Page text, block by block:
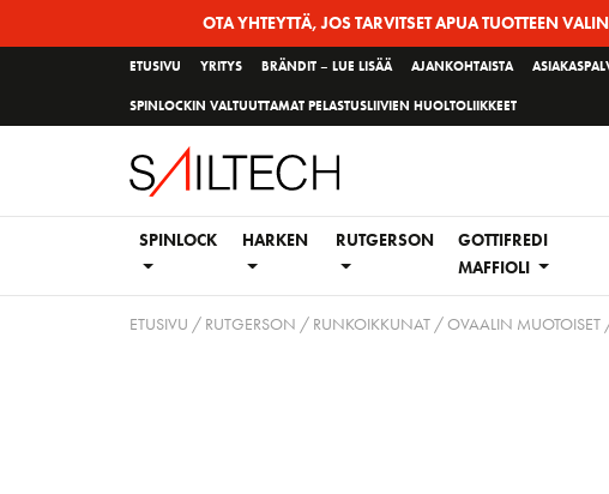
OTA YHTEYTTÄ, JOS TARVITSET APUA TUOTTEEN
ETUSIVU YRITYS BRÄNDIT – LUE LISÄÄ AJANKOHTAISTA
SPINLOCKIN VALTUUTTAMAT PELASTUSLIIVIEN HUOLTOLIIKKEET
SPINLOCK HARKEN RUTGERSON
GOTTIFREDI
MAFFIOLI
ETUSIVU / RUTGERSON / RUNKOIKKUNAT/OVAALIN MUOTOISET/